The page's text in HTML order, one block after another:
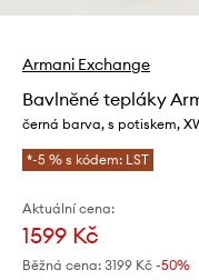
Armani Exchange
Bavlněné tepláky
černá barva, s potiskem,
*-5 % s kódem: LST
Aktuální cena:
1599 Kč
Běžná cena: 3199 Kč -50%